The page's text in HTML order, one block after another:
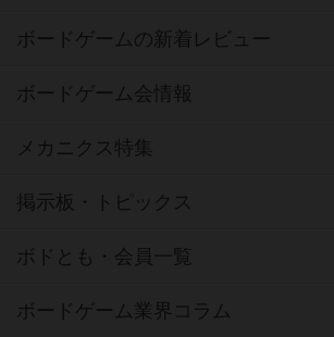
ボードゲームの新着レビュー
ボードゲーム会情報
メカニクス特集
掲示板・トピックス
ボドとも・会員一覧
ボードゲーム業界コラム